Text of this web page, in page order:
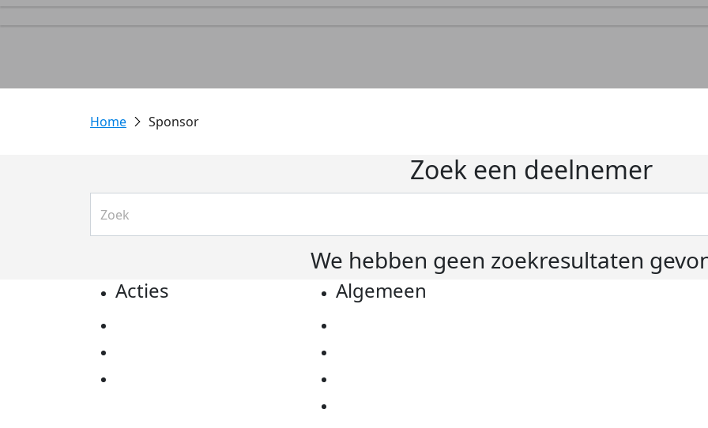
Sponsor
Zoek een deelnemer
We hebben geen zoekresultaten
Acties Algemeen